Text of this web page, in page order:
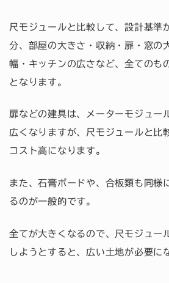
尺モジュールと比較して、設計基準
分、部屋の大きさ・収納・扉・窓の
幅・キッチンの広さなど、全てのも
となります。
扉などの建具は、メーターモジュー
広くなりますが、尺モジュールと比
コスト高になります。
また、石膏ボードや、合板類も同様
るのが一般的です。
全てが大きくなるので、尺モジュー
しようとすると、広い土地が必要に